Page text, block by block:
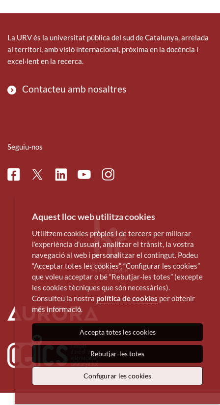
La URV és la universitat pública del sud de Catalunya, arrelada
al territori, amb visió internacional, pròxima en la docència i
excel·lent en la recerca.
Contacteu amb nosaltres
Seguiu-nos
FacebookTwitterLinkedinYoutubeInstagram
Aquest lloc web utilitza cookies
Utilitzem cookies pròpies i de tercers per millorar
l’experiència d’usuari, analitzar el trànsit, la vostra
navegació al web i personalitzar el contingut. Podeu
“Acceptar totes les cookies”, “Configurar les cookies”
que voleu acceptar o bé “Rebutjar-les totes” (excepte
les cookies tècniques que són necessàries).
Consulteu la nostra política de cookies per obtenir
més informació.
Accepta totes les cookies
Rebutjar-les totes
Configurar les cookies